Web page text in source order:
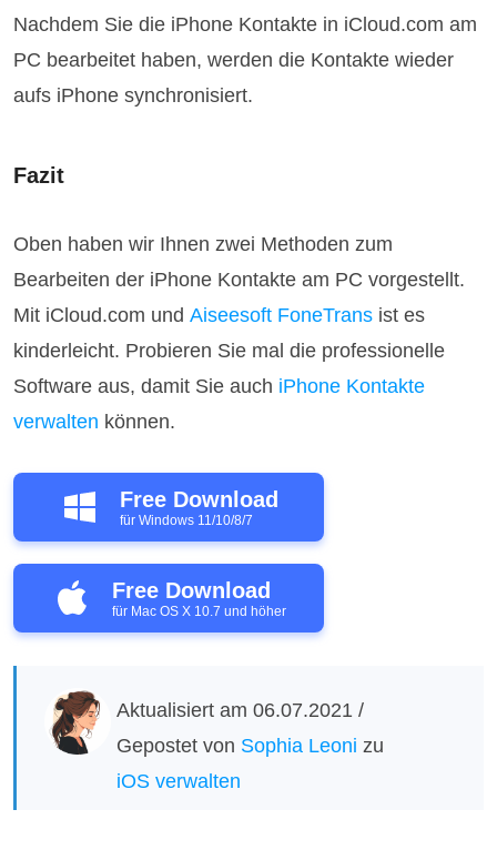
Nachdem Sie die iPhone Kontakte in iCloud.com am
PC bearbeitet haben, werden die Kontakte wieder
aufs iPhone synchronisiert.
Fazit
Oben haben wir Ihnen zwei Methoden zum
Bearbeiten der iPhone Kontakte am PC vorgestellt.
Mit iCloud.com undAiseesoft FoneTrans ist es
kinderleicht. Probieren Sie mal die professionelle
Software aus, damit Sie auch iPhone Kontakte
verwalten können.
Free Download
für Windows 11/10/8/7
Free Download
für Mac OS X 10.7 und höher
Aktualisiert am 06.07.2021 /
Gepostet von Sophia Leoni zu
iOS verwalten